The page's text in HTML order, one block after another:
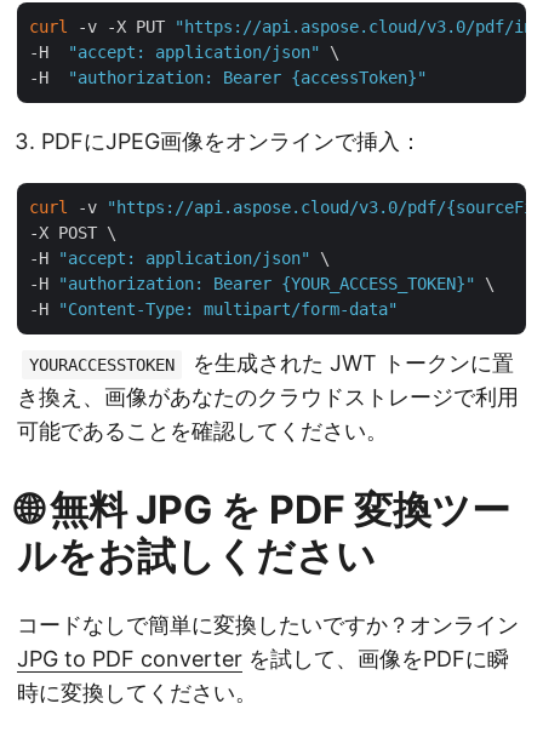
curl -v -X PUT
"https://api.aspose.cloud/v3.0/pdf/
-H
"accept: application/json"
\
-H
"authorization: Bearer {accessToken}"
PDFにJPEG画像をオンラインで挿入：
curl -v
"https://api.aspose.cloud/v3.0/pdf/
-X POST \
-H
"accept: application/json"
\
-H
"authorization: Bearer {YOUR_ACCESS_TOKEN}"
\
-H
"Content-Type: multipart/form-data"
YOURACCESSTOKEN
を生成された JWT トークンに置
き換え、画像があなたのクラウドストレージで利用
可能であることを確認してください。
🌐 無料 JPG を PDF 変換ツー
ルをお試しください
コードなしで簡単に変換したいですか？オンライン
JPG to PDF converter を試して、画像をPDFに瞬
時に変換してください。